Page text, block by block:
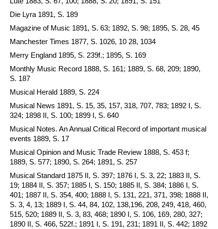
Die Lyra 1891, S. 189
Magazine of Music 1891, S. 63; 1892, S. 98; 1895, S. 28, 45
Manchester Times 1877, S. 1026, 10 28, 1034
Merry England 1895, S. 239f.; 1895, S. 169
Monthly Music Record 1888, S. 161; 1889, S. 68, 209; 1890,
S. 187
Musical Herald 1889, S. 224
Musical News 1891, S. 15, 35, 157, 318, 707, 783; 1892 I, S.
324; 1898 II, S. 100; 1899 I, S. 640
Musical Notes. An Annual Critical Record of important musical
events 1889, S. 17
Musical Opinion and Music Trade Review 1888, S. 453 f;
1889, S. 577; 1890, S. 264; 1891, S. 257
Musical Standard 1875 II, S. 397; 1876 I, S. 3, 22; 1883 II, S.
19; 1884 II, S. 357; 1885 I, S. 150; 1885 II, S. 384; 1886 I, S.
401; 1887 II, S. 354, 400; 1888 I, S. 131, 221, 371, 398; 1888 II,
S. 3, 4, 13; 1889 I, S. 44, 84, 102, 138,196, 208, 249, 418, 460,
515, 520; 1889 II, S. 3, 83, 468; 1890 I, S. 106, 169, 280, 327;
1890 II, S. 466, 522f.; 1891 I, S. 191, 231; 1891 II, S. 442; 1892